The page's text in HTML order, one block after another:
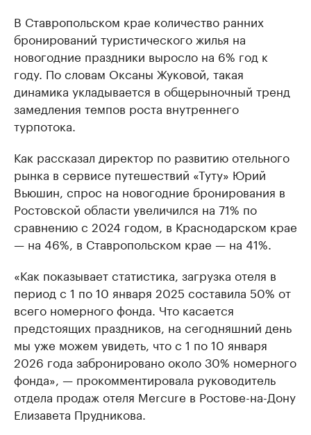
В Ставропольском крае количество ранних
бронирований туристического жилья на
новогодние праздники выросло на 6% год к
году. По словам Оксаны Жуковой, такая
динамика укладывается в общерыночный тренд
замедления темпов роста внутреннего
турпотока.
Как рассказал директор по развитию отельного
рынка в сервисе путешествий «Туту» Юрий
Вьюшин, спрос на новогодние бронирования в
Ростовской области увеличился на 71% по
сравнению с 2024 годом, в Краснодарском крае
— на 46%, в Ставропольском крае — на 41%.
«Как показывает статистика, загрузка отеля в
период с 1 по 10 января 2025 составила 50% от
всего номерного фонда. Что касается
предстоящих праздников, на сегодняшний день
мы уже можем увидеть, что с 1 по 10 января
2026 года забронировано около 30% номерного
фонда», — прокомментировала руководитель
отдела продаж отеля Mercure в Ростове-на-Дону
Елизавета Прудникова.